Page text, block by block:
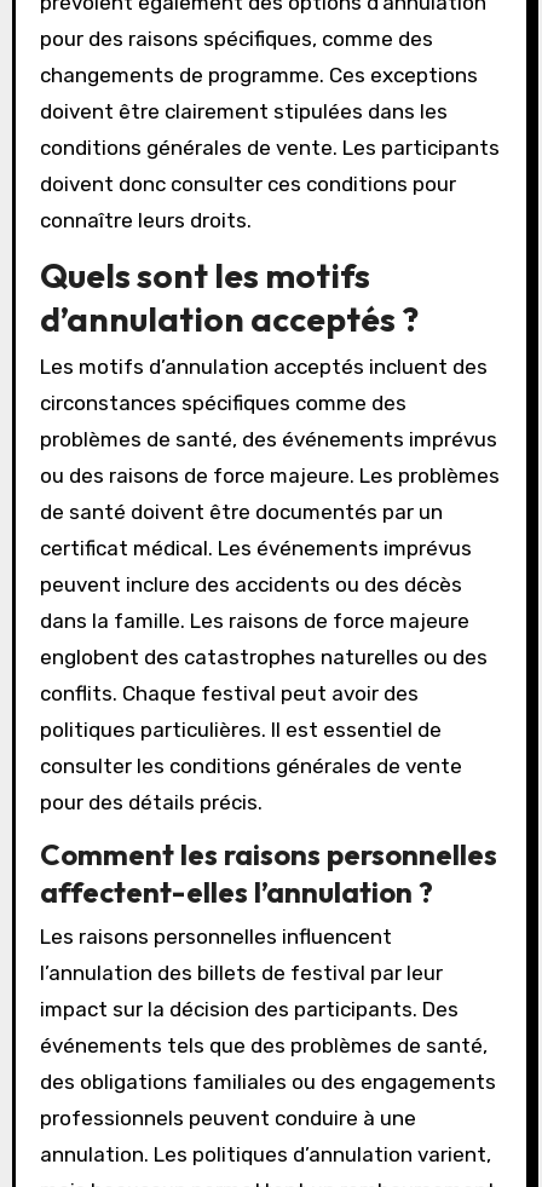
pour des raisons spécifiques, comme des
changements de programme. Ces exceptions
doivent être clairement stipulées dans les
conditions générales de vente. Les participants
doivent donc consulter ces conditions pour
connaître leurs droits.
Quels sont les motifs
d’annulation acceptés ?
Les motifs d’annulation acceptés incluent des
circonstances spécifiques comme des
problèmes de santé, des événements imprévus
ou des raisons de force majeure. Les problèmes
de santé doivent être documentés par un
certificat médical. Les événements imprévus
peuvent inclure des accidents ou des décès
dans la famille. Les raisons de force majeure
englobent des catastrophes naturelles ou des
conflits. Chaque festival peut avoir des
politiques particulières. Il est essentiel de
consulter les conditions générales de vente
pour des détails précis.
Comment les raisons personnelles
affectent-elles l’annulation ?
Les raisons personnelles influencent
l’annulation des billets de festival par leur
impact sur la décision des participants. Des
événements tels que des problèmes de santé,
des obligations familiales ou des engagements
professionnels peuvent conduire à une
annulation. Les politiques d’annulation varient,